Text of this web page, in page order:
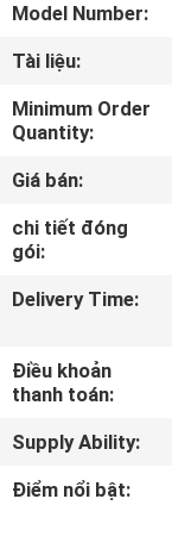
VỀ
CHÚNG
TÔI
CHUYẾN
THAM
QUAN
MÁY
KIỂM
SOÁT
Model Number:
Tài liệu:
Minimum Order
Quantity:
Giá bán:
chi tiết đóng
gói:
Delivery Time:
Điều khoản
thanh toán:
Supply Ability:
Điểm nổi bật: